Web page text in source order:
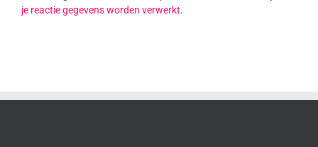
je reactie gegevens worden verwerkt.